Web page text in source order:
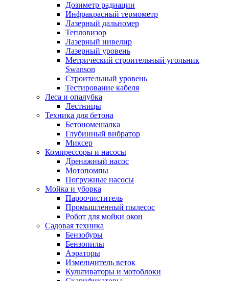
Дозиметр радиации
Инфракрасный термометр
Лазерный дальномер
Тепловизор
Лазерный нивелир
Лазерный уровень
Метрический строительный угольник
Swanson
Строительный уровень
Тестирование кабеля
Леса и опалубка
Лестницы
Техника для бетона
Бетономешалка
Глубинный вибратор
Миксер
Компрессоры и насосы
Дренажный насос
Мотопомпы
Погружные насосы
Мойка и уборка
Пароочиститель
Промышленный пылесос
Робот для мойки окон
Садовая техника
Бензобуры
Бензопилы
Аэраторы
Измельчитель веток
Культиваторы и мотоблоки